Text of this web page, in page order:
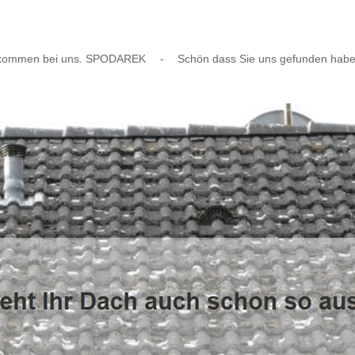
bei uns. SPODAREK - Schön dass Sie uns gefunden